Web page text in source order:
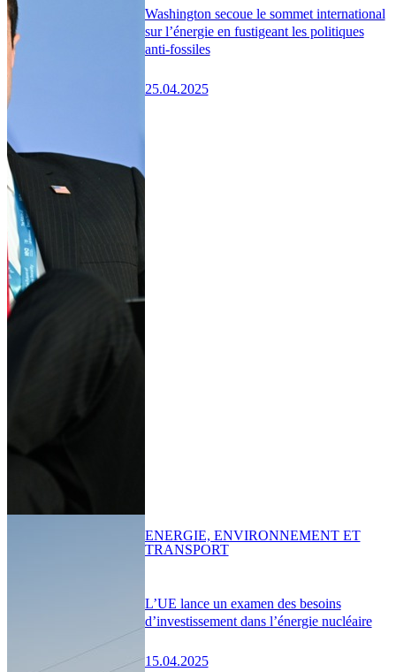
Washington secoue le sommet international
sur l’énergie en fustigeant les politiques
anti-fossiles
25.04.2025
L’UE lance un examen des besoins
d’investissement dans l’énergie nucléaire
15.04.2025
ENERGIE, ENVIRONNEMENT ET
TRANSPORT